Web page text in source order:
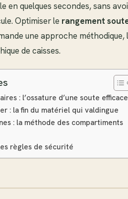
en quelques secondes, sans
Optimiser le rangement
une approche méthodique,
de caisses.
: l’ossature d’une soute efficace
: la fin du matériel qui valdingue
: la méthode des compartiments
règles de sécurité